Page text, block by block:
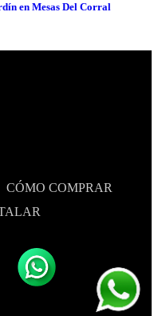
en Mesas Del Corral
CÓMO COMPRAR